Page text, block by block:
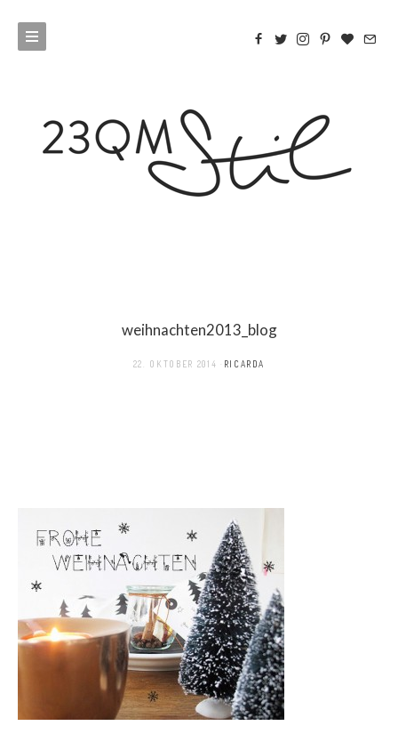
weihnachten2013_blog
22. OKTOBER 2014 RICARDA